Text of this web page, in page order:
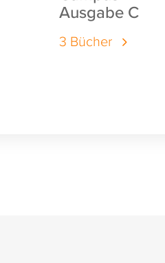
Ausgabe C
3 Bücher